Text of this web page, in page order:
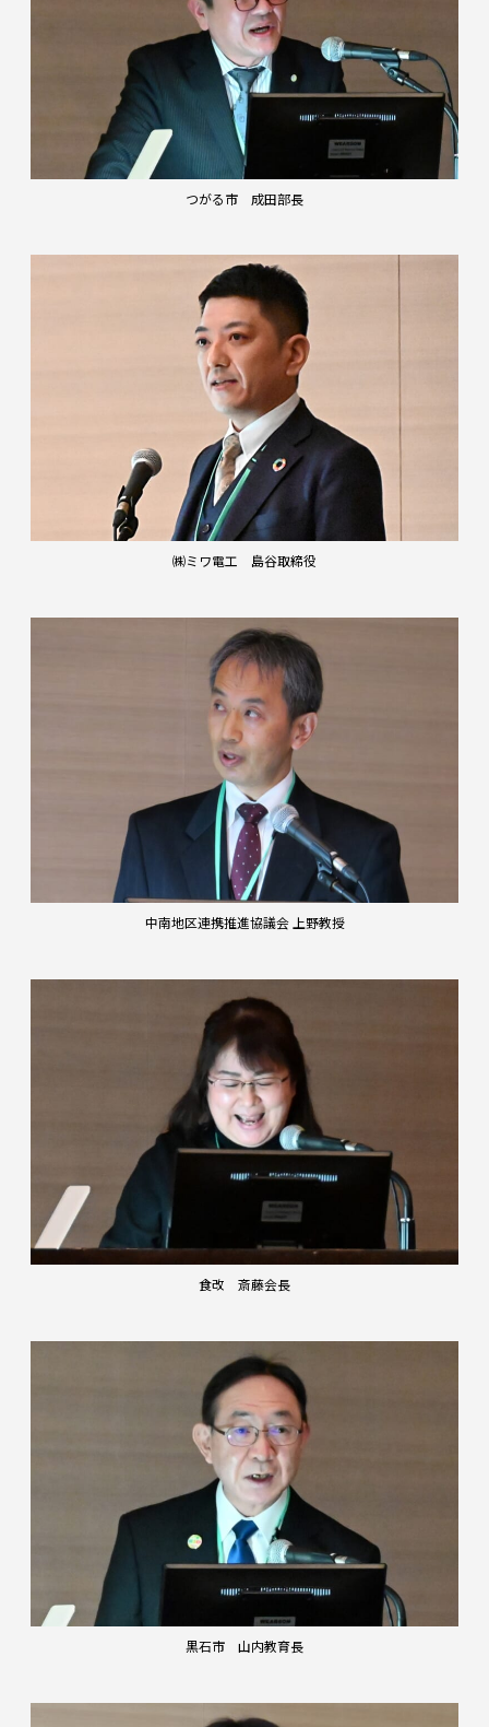
つがる市 成田部長
㈱ミワ電工 島谷取締役
中南地区連携推進協議会 上野教授
食改 斎藤会長
黒石市 山内教育長